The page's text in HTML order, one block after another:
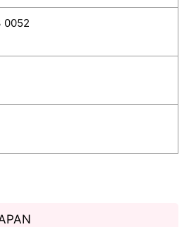
0052